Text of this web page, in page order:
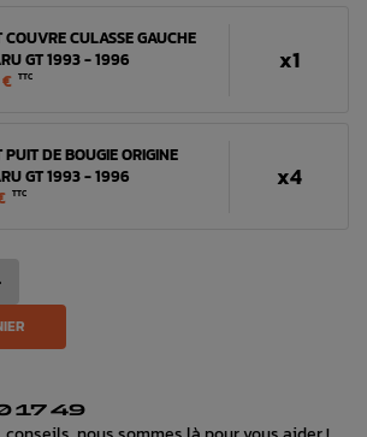
COUVRE CULASSE GAUCHE
GT 1993 - 1996
€ TTC x1
PUIT DE BOUGIE ORIGINE
GT 1993 - 1996
TTC x4
17 49